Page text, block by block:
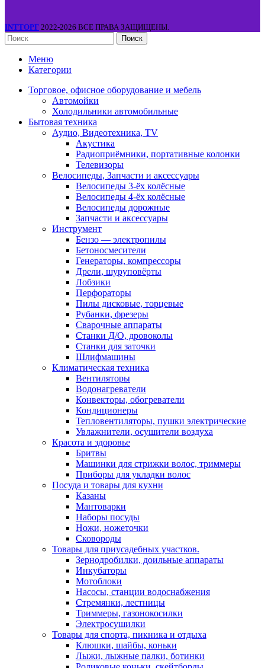
INTТОРГ 2022-2026 ВСЕ ПРАВА ЗАЩИЩЕНЫ.
Поиск
Меню
Категории
Торговое, офисное оборудование и мебель
Автомойки
Холодильники автомобильные
Бытовая техника
Аудио, Видеотехника, TV
Акустика
Радиоприёмники, портативные колонки
Телевизоры
Велосипеды, Запчасти и аксессуары
Велосипеды 3-ёх колёсные
Велосипеды 4-ёх колёсные
Велосипеды дорожные
Запчасти и аксессуары
Инструмент
Бензо — электропилы
Бетоносмесители
Генераторы, компрессоры
Дрели, шуруповёрты
Лобзики
Перфораторы
Пилы дисковые, торцевые
Рубанки, фрезеры
Сварочные аппараты
Станки Д/О, дровоколы
Станки для заточки
Шлифмашины
Климатическая техника
Вентиляторы
Водонагреватели
Конвекторы, обогреватели
Кондиционеры
Тепловентиляторы, пушки электрические
Увлажнители, осушители воздуха
Красота и здоровье
Бритвы
Машинки для стрижки волос, триммеры
Приборы для укладки волос
Посуда и товары для кухни
Казаны
Мантоварки
Наборы посуды
Ножи, ножеточки
Сковороды
Товары для приусадебных участков.
Зернодробилки, доильные аппараты
Инкубаторы
Мотоблоки
Насосы, станции водоснабжения
Стремянки, лестницы
Триммеры, газонокосилки
Электросушилки
Товары для спорта, пикника и отдыха
Клюшки, шайбы, коньки
Лыжи, лыжные палки, ботинки